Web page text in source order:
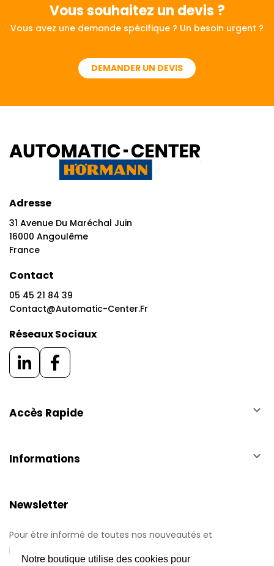
Notre boutique utilise des cookies pour
Vous souhaitez un devis ?
Vous avez une demande spécifique ? Un besoin urgent ?
DEMANDER UN DEVIS
Adresse
31 Avenue Du Maréchal Juin
16000 Angoulême
France
Contact
05 45 21 84 39
Contact@automatic-Center.fr
Réseaux Sociaux
Accès Rapide keyboard_arrow_down
Informations keyboard_arrow_down
Newsletter
Pour être informé de toutes nos nouveautés et
promotions.